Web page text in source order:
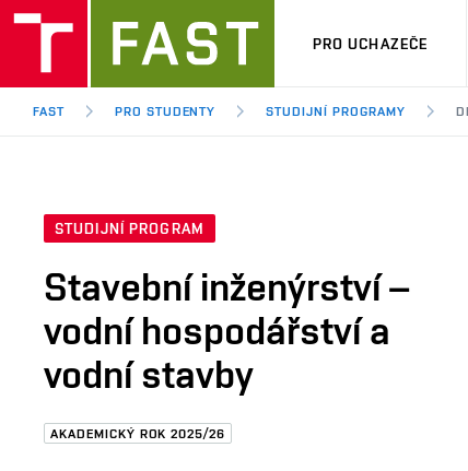
PRO UCHAZEČE
FAST PRO STUDENTY STUDIJNÍ PROGRAMY
STUDIJNÍ PROGRAM
Stavební inženýrství –
vodní hospodářství a
vodní stavby
AKADEMICKÝ ROK 2025/26